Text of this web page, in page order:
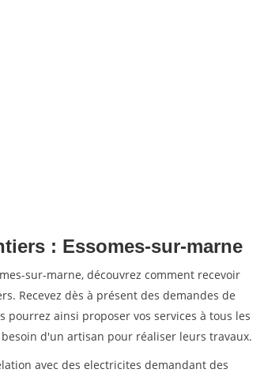
: Essomes-sur-marne
sur-marne, découvrez comment recevoir
Recevez dès à présent des demandes de
ainsi proposer vos services à tous les
d'un artisan pour réaliser leurs travaux.
avec des electricites demandant des